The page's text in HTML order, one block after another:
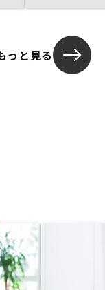
の
っと見る